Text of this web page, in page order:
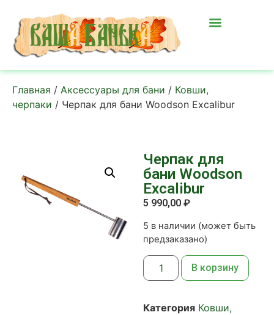
Главная / Аксессуары для бани / Ковши,
черпаки / Черпак для бани Woodson Excalibur
Черпак для
бани Woodson
Excalibur
5 990,00 ₽
5 в наличии (может быть
предзаказано)
В корзину
Категория Ковши,